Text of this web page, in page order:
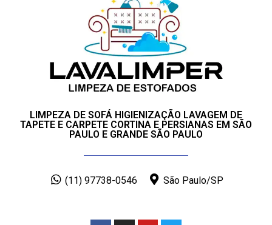
LIMPEZA DE SOFÁ HIGIENIZAÇÃO LAVAGEM DE
TAPETE E CARPETE CORTINA E PERSIANAS EM SÃO
PAULO E GRANDE SÃO PAULO
(11) 97738-0546 São Paulo/SP